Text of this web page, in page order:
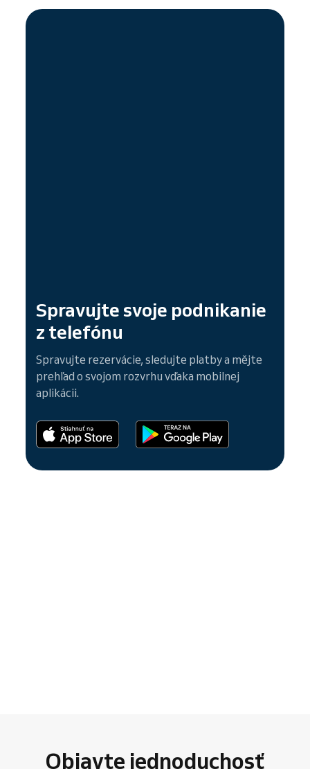
Spravujte svoje podnikanie
z telefónu
Spravujte rezervácie, sledujte platby a mějte
prehľad o svojom rozvrhu vďaka mobilnej
aplikácii.
Objavte jednoduchosť